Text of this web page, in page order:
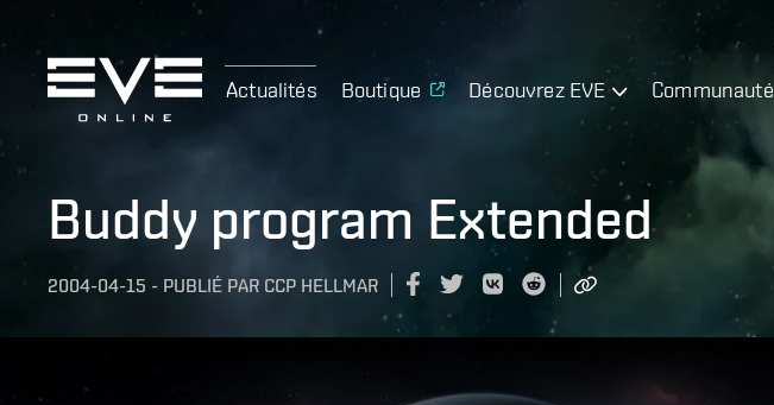
Actualités Boutique Découvrez EVE Communauté
Buddy program Extended
2004-04-15 - PUBLIÉ PAR CCP HELLMAR